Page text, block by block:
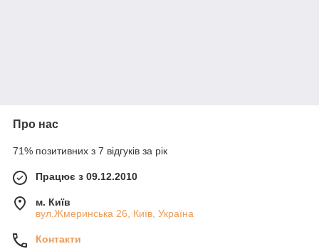
Про нас
71% позитивних з 7 відгуків за рік
Працює з 09.12.2010
м. Київ
вул.Жмеринська 26, Київ, Україна
Контакти